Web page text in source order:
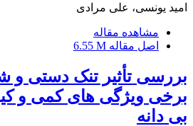
امید یونسی، علی مرادی
مشاهده مقاله
اصل مقاله 6.55 M
بررسی تأثیر تنک دستی و
برخی ویژگی های کمی و
بی دانه